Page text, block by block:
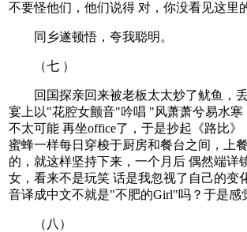
不要怪他们，他们说得 对，你没看见这里
同乡遂顿悟，夸我聪明。
（七 ）
回国探亲回来被老板太太炒了鱿鱼，丢
宴上以"花腔女颤音"吟唱 "风萧萧兮易水
不太可能 再坐office了，于是抄起《路比
蜜蜂一样每日穿梭于厨房和餐台之间，上
的，就这样坚持下来，一个月后 偶然端
女，看来不是玩笑 话是我忽视了自己的变
音译成中文不就是"不肥的Girl"吗？于是感
（八）